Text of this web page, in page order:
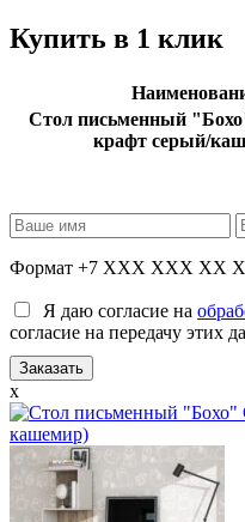
Купить в 1 клик
Стол письменный
крафт серый/
Формат +7 XXX XXX XX
Я даю согласие на
согласие на передачу этих
x